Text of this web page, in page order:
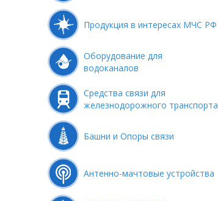
Продукция в интересах МЧС РФ
Оборудование для
водоканалов
Средства связи для
железнодорожного транспорта
Башни и Опоры связи
Антенно-мачтовые устройства